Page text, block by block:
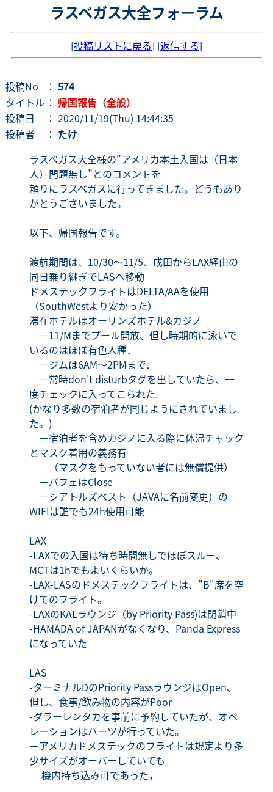
ラスベガス大全フォーラム
[投稿リストに戻る] [返信する]
投稿No ： 574
タイトル ： 帰国報告（全般）
投稿日
： 2020/11/19(Thu) 14:44:35
投稿者
： たけ
ラスベガス大全様の”アメリカ本土入国は（日本
人）問題無し”とのコメントを
頼りにラスベガスに行ってきました。どうもあり
がとうございました。
以下、帰国報告です。
渡航期間は、10/30～11/5、成田からLAX経由の
同日乗り継ぎでLASへ移動
ドメステックフライトはDELTA/AAを使用
（SouthWestより安かった）
滞在ホテルはオーリンズホテル&カジノ
－11/Mまでプール開放、但し時期的に泳いで
いるのはほぼ有色人種．
－ジムは6AM～2PMまで．
－常時don't disturbタグを出していたら、一
度チェックに入ってこられた.
(かなり多数の宿泊者が同じようにされていまし
た。)
－宿泊者を含めカジノに入る際に体温チャック
とマスク着用の義務有
（マスクをもっていない者には無償提供）
－バフェはClose
－シアトルズベスト（JAVAに名前変更）の
WIFIは誰でも24h使用可能
LAX
-LAXでの入国は待ち時間無しでほぼスルー、
MCTは1hでもよいくらいか。
-LAX-LASのドメステックフライトは、"B"席を空
けてのフライト。
-LAXのKALラウンジ（by Priority Pass)は閉鎖中
-HAMADA of JAPANがなくなり、Panda Express
になっていた
LAS
-ターミナルDのPriority PassラウンジはOpen、
但し、食事/飲み物の内容がPoor
-ダラーレンタカを事前に予約していたが、オペ
レーションはハーツが行っていた。
－アメリカドメステックのフライトは規定より多
少サイズがオーバーしていても
機内持ち込み可であった，